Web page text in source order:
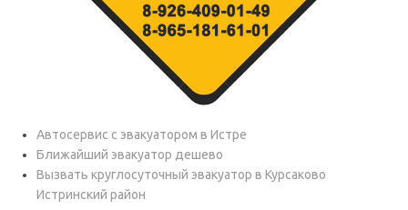
Автосервис с эвакуатором в Истре
Ближайший эвакуатор дешево
Вызвать круглосуточный эвакуатор в Курсаково
Истринский район